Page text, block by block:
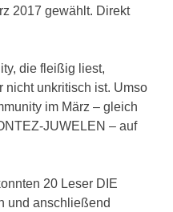
2017 gewählt. Direkt
die fleißig liest,
nicht unkritisch ist. Umso
im März – gleich
JUWELEN – auf
20 Leser DIE
und anschließend